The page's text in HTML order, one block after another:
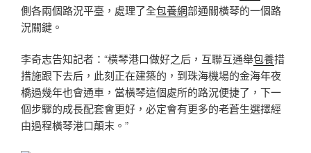
側各兩個路況平臺，處理了全包養網部通關橫琴的一個路
況關鍵。
李奇志告知記者：“橫琴港口做好之后，互聯互通舉包養措
措施跟下去后，此刻正在建築的，到珠海機場的金海年夜
橋過幾年也會通車，當橫琴這個處所的路況便捷了，下一
個步驟的成長配套會更好，必定會有更多的老蒼生選擇經
由過程橫琴港口顛末。”